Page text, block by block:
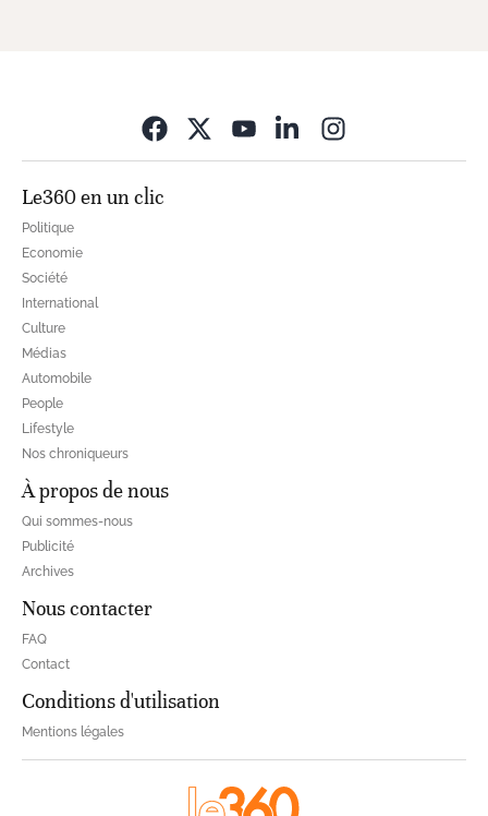
Le360 en un clic
Politique
Economie
Société
International
Culture
Médias
Automobile
People
Lifestyle
Nos chroniqueurs
À propos de nous
Qui sommes-nous
Publicité
Archives
Nous contacter
FAQ
Contact
Conditions d'utilisation
Mentions légales